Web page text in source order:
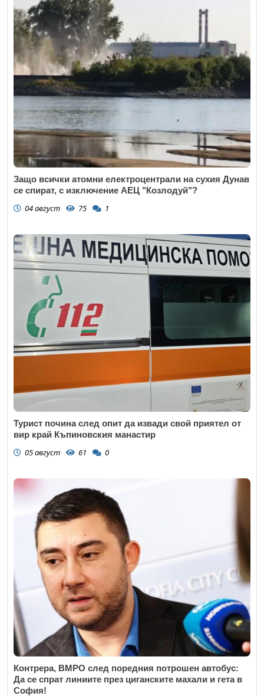
Защо всички атомни електроцентрали на сухия Дунав
се спират, с изключение АЕЦ "Козлодуй"?
04 август 75 1
Турист почина след опит да извади свой приятел от
вир край Къпиновския манастир
05 август 61 0
Контрера, ВМРО след поредния потрошен автобус:
Да се спрат линиите през циганските махали и гета в
София!